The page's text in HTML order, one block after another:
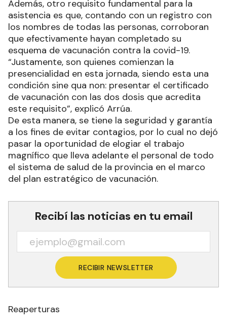
Además, otro requisito fundamental para la
asistencia es que, contando con un registro con
los nombres de todas las personas, corroboran
que efectivamente hayan completado su
esquema de vacunación contra la covid-19.
“Justamente, son quienes comienzan la
presencialidad en esta jornada, siendo esta una
condición sine qua non: presentar el certificado
de vacunación con las dos dosis que acredita
este requisito”, explicó Arrúa.
De esta manera, se tiene la seguridad y garantía
a los fines de evitar contagios, por lo cual no dejó
pasar la oportunidad de elogiar el trabajo
magnífico que lleva adelante el personal de todo
el sistema de salud de la provincia en el marco
del plan estratégico de vacunación.
Recibí las noticias en tu email
RECIBIR NEWSLETTER
Reaperturas